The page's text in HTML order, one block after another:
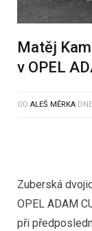
Matěj
v OPEL
OD ALEŠ MĚRKA DNE
Zuberská
OPEL ADAM
při